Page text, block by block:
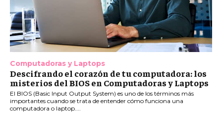
Computadoras y Laptops
Descifrando el corazón de tu computadora: los
misterios del BIOS en Computadoras y Laptops
El BIOS (Basic Input Output System) es uno de los términos más
importantes cuando se trata de entender cómo funciona una
computadora o laptop....